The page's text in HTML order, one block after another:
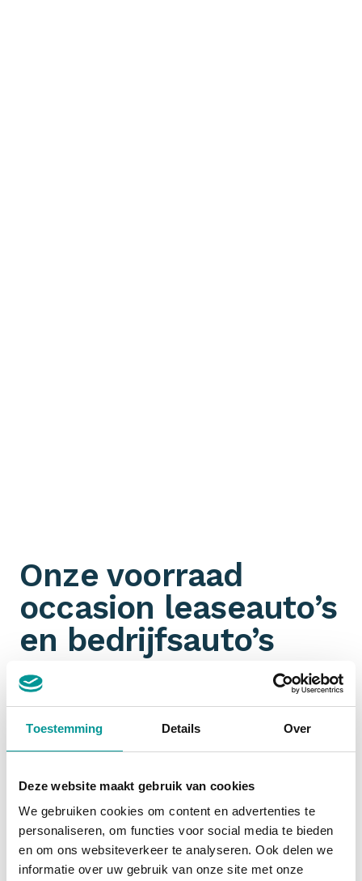
Toestemming Details Over
Deze website maakt gebruik van cookies
We gebruiken cookies om content en advertenties te
personaliseren, om functies voor social media te bieden
en om ons websiteverkeer te analyseren. Ook delen we
informatie over uw gebruik van onze site met onze
Onze voorraad
occasion leaseauto’s
en bedrijfsauto’s
Omdat wij aangesloten zijn bij talloze
partners
hebben wij een ongeëvenaarde voorraad aan jonge
ook nog eens gemakkelijk op
start dus bij De Lease Financier!
Financial lease occasion
Zakelijk een occasionfinancial leasen is slim. De